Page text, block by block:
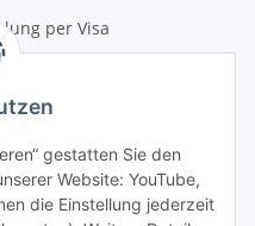
gestatten Sie den
Website: YouTube,
die Einstellung jederzeit
46